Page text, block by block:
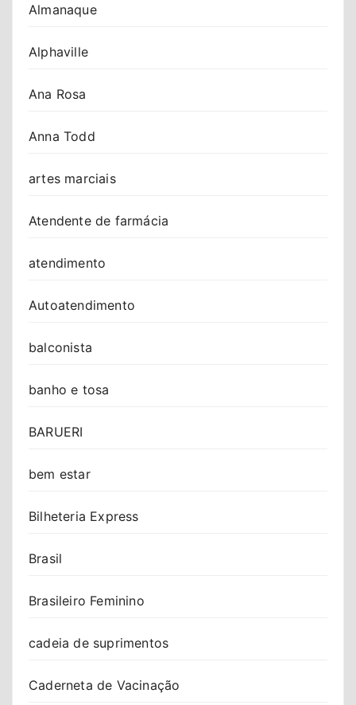
Almanaque
Alphaville
Ana Rosa
Anna Todd
artes marciais
Atendente de farmácia
atendimento
Autoatendimento
balconista
banho e tosa
BARUERI
bem estar
Bilheteria Express
Brasil
Brasileiro Feminino
cadeia de suprimentos
Caderneta de Vacinação